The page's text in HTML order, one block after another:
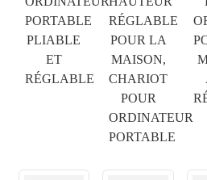
PORTABLE
PLIABLE
ET
RÉGLABLE
RÉGLABLE
POUR LA
MAISON,
CHARIOT
POUR
ORDINATEUR
PORTABLE